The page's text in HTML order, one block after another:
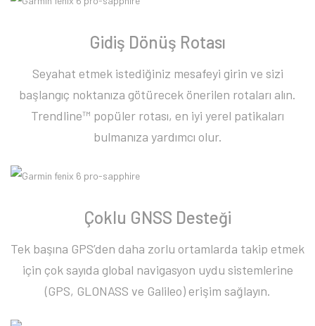
Gidiş Dönüş Rotası
Seyahat etmek istediğiniz mesafeyi girin ve sizi
başlangıç noktanıza götürecek önerilen rotaları alın.
Trendline™ popüler rotası, en iyi yerel patikaları
bulmanıza yardımcı olur.
Çoklu GNSS Desteği
Tek başına GPS’den daha zorlu ortamlarda takip etmek
için çok sayıda global navigasyon uydu sistemlerine
(GPS, GLONASS ve Galileo) erişim sağlayın.